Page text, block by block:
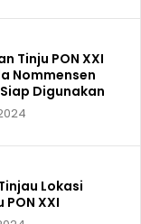
Tinju PON XXI
Nommensen
Digunakan
Lokasi
XXI